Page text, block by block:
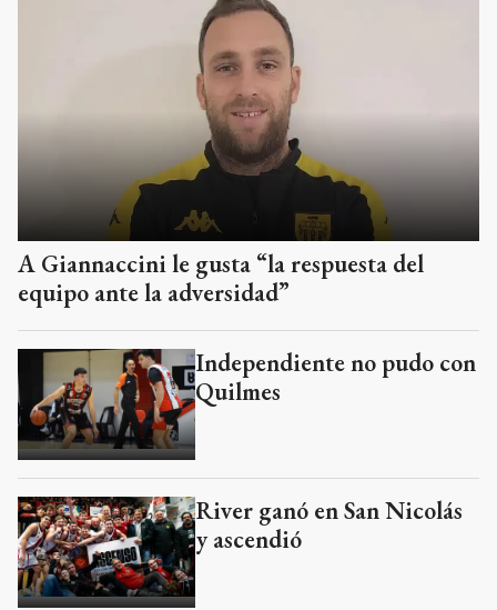
A Giannaccini le gusta “la respuesta del
equipo ante la adversidad”
Independiente no pudo con
Quilmes
River ganó en San Nicolás
y ascendió